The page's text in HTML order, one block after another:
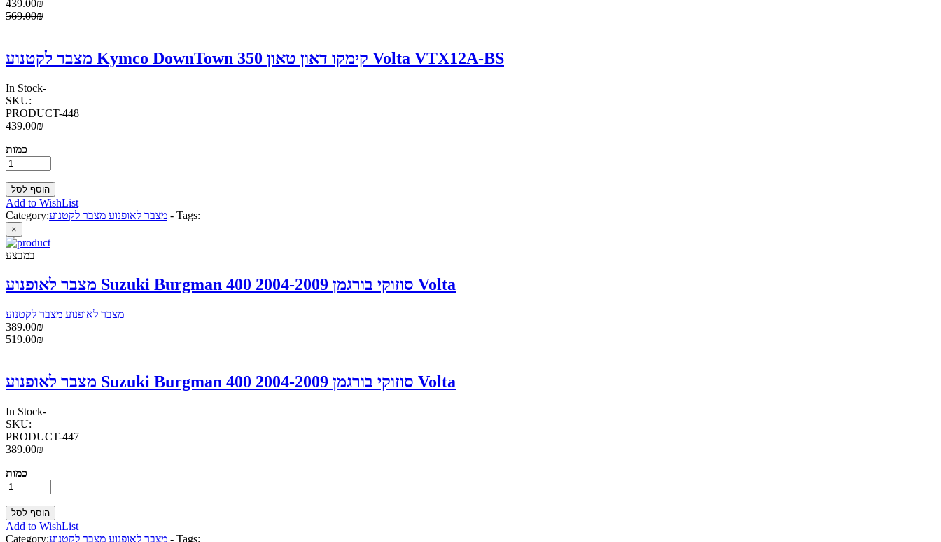
439.00₪
569.00₪
מצבר לקטנוע Kymco DownTown 350 קימקו דאון טאון Volta VTX12A-BS
In Stock-
SKU:
PRODUCT-448
439.00₪
כמות
Add to WishList
Category:מצבר לאופנוע מצבר לקטנוע - Tags:
×
במבצע
מצבר לאופנוע Suzuki Burgman 400 סוזוקי בורגמן 2004-2009 Volta
מצבר לאופנוע מצבר לקטנוע
389.00₪
519.00₪
מצבר לאופנוע Suzuki Burgman 400 סוזוקי בורגמן 2004-2009 Volta
In Stock-
SKU:
PRODUCT-447
389.00₪
כמות
Add to WishList
Category:מצבר לאופנוע מצבר לקטנוע - Tags: